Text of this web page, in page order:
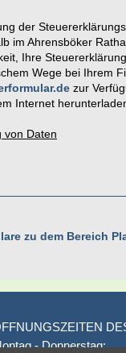
der
im Ahrensböker
Ihre
Wege bei Ihrem
zur
Internet
von Daten
zu dem Bereich
- Donnerstag: